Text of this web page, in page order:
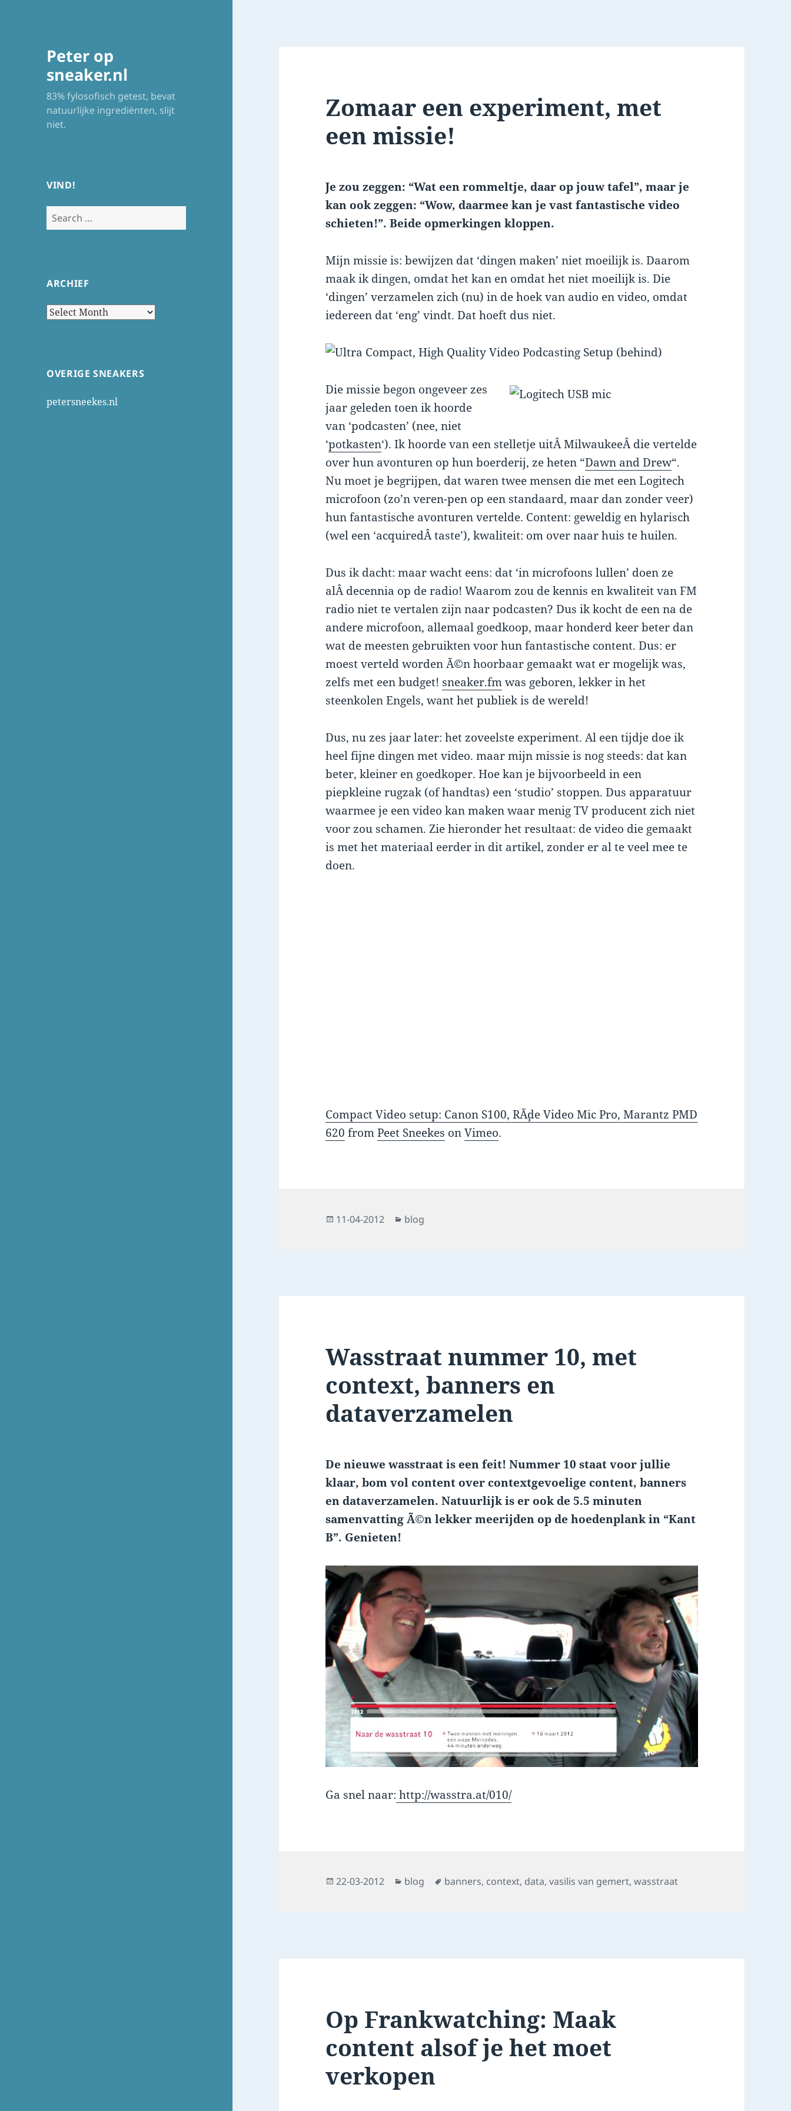
Peter op
sneaker.nl
83% fylosofisch getest, bevat
natuurlijke ingrediënten, slijt
niet.
VIND!
Search
for:
ARCHIEF
Archief
OVERIGE SNEAKERS
petersneekes.nl
Zomaar een experiment, met
een missie!
Je zou zeggen: “Wat een rommeltje, daar op jouw tafel”, maar je
kan ook zeggen: “Wow, daarmee kan je vast fantastische video
schieten!”. Beide opmerkingen kloppen.
Mijn missie is: bewijzen dat ‘dingen maken’ niet moeilijk is. Daarom
maak ik dingen, omdat het kan en omdat het niet moeilijk is. Die
‘dingen’ verzamelen zich (nu) in de hoek van audio en video, omdat
iedereen dat ‘eng’ vindt. Dat hoeft dus niet.
Die missie begon ongeveer zes
jaar geleden toen ik hoorde
van ‘podcasten’ (nee, niet
‘potkasten‘). Ik hoorde van een stelletje uitÂ MilwaukeeÂ die vertelde
over hun avonturen op hun boerderij, ze heten “Dawn and Drew“.
Nu moet je begrijpen, dat waren twee mensen die met een Logitech
microfoon (zo’n veren-pen op een standaard, maar dan zonder veer)
hun fantastische avonturen vertelde. Content: geweldig en hylarisch
(wel een ‘acquiredÂ taste’), kwaliteit: om over naar huis te huilen.
Dus ik dacht: maar wacht eens: dat ‘in microfoons lullen’ doen ze
alÂ decennia op de radio! Waarom zou de kennis en kwaliteit van FM
radio niet te vertalen zijn naar podcasten? Dus ik kocht de een na de
andere microfoon, allemaal goedkoop, maar honderd keer beter dan
wat de meesten gebruikten voor hun fantastische content. Dus: er
moest verteld worden Ã©n hoorbaar gemaakt wat er mogelijk was,
zelfs met een budget! sneaker.fmwas geboren, lekker in het
steenkolen Engels, want het publiek is de wereld!
Dus, nu zes jaar later: het zoveelste experiment. Al een tijdje doe ik
heel fijne dingen met video. maar mijn missie is nog steeds: dat kan
beter, kleiner en goedkoper. Hoe kan je bijvoorbeeld in een
piepkleine rugzak (of handtas) een ‘studio’ stoppen. Dus apparatuur
waarmee je een video kan maken waar menig TV producent zich niet
voor zou schamen. Zie hieronder het resultaat: de video die gemaakt
is met het materiaal eerder in dit artikel, zonder er al te veel mee te
doen.
Compact Video setup: Canon S100, RÃ¸de Video Mic Pro, Marantz PMD
620 fromPeet Sneekes onVimeo.
Posted
11-04-2012 Categories
blog
Wasstraat nummer 10, met
context, banners en
dataverzamelen
De nieuwe wasstraat is een feit! Nummer 10 staat voor jullie
klaar, bom vol content over contextgevoelige content, banners
en dataverzamelen. Natuurlijk is er ook de 5.5 minuten
samenvatting Ã©n lekker meerijden op de hoedenplank in “Kant
B”. Genieten!
Ga snel naar: http://wasstra.at/010/
Posted
22-03-2012 Categories
blog Tags
banners, context, data,vasilis van gemert,wasstraat
Op Frankwatching: Maak
content alsof je het moet
verkopen